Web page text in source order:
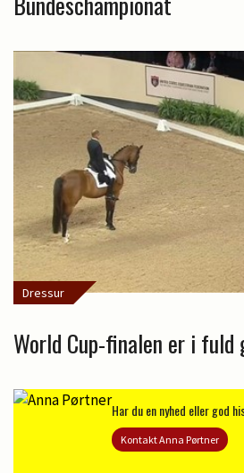
Dressur
World Cup-finalen er i fuld
Har du en nyhed eller god
Kontakt Anna Pørtner